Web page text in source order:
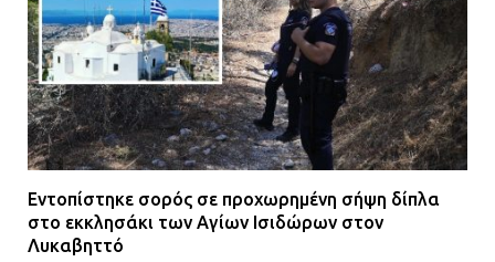
Εντοπίστηκε σορός σε προχωρημένη σήψη δίπλα
στο εκκλησάκι των Αγίων Ισιδώρων στον
Λυκαβηττό